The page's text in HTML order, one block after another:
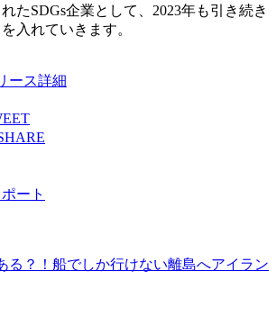
たSDGs企業として、2023年も引き続き
入れていきます。
ース詳細
る？！船でしか行けない離島へアイラン